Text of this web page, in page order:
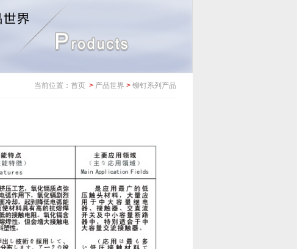
当前位置： 首页> 产品世界 > 铆钉系列产品